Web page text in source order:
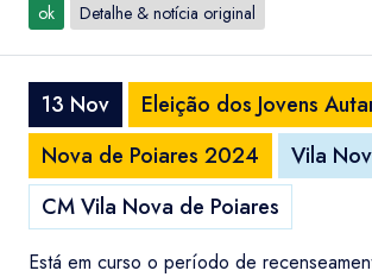
ok Detalhe & notícia original
13 Nov
Eleição dos Jovens
Nova de Poiares 2024
Vila
CM Vila Nova de Poiares
Está em curso o período de